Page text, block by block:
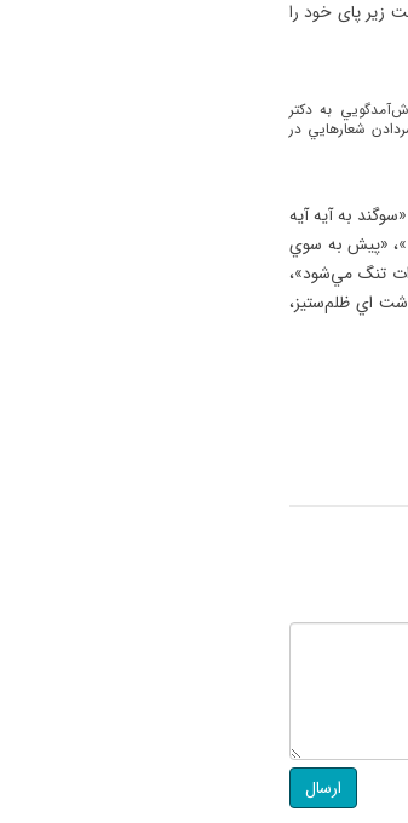
زیر پای خود را
به دکتر
شعارهايي در
به آيه آيه
«پيش به سوي
تنگ مي‌شود»،
اي ظلم‌ستيز،
ارسال